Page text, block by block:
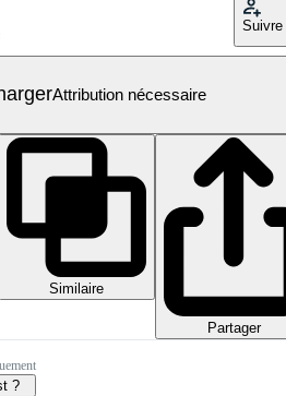
Suivre
Attribution nécessaire
Similaire
Partager
?